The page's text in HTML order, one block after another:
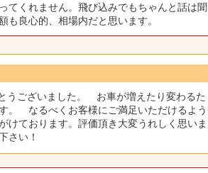
てくれません。飛び込みでもちゃんと話は聞
も良心的、相場内だと思います。
うございました。 お車が増えたり変わるた
。 なるべくお客様にご満足いただけるよう
けております。評価頂き大変うれしく思いま
さい！